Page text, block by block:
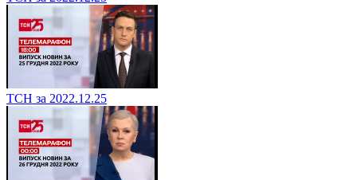
ТСН за 2022.12.25